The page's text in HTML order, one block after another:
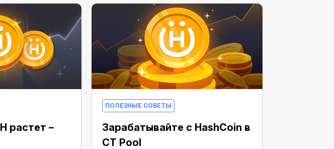
растет –
ПОЛЕЗНЫЕ СОВЕТЫ
Зарабатывайте с HashCoin в
CT Pool